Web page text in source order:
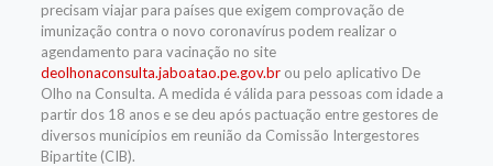
precisam viajar para países que exigem comprovação de
imunização contra o novo coronavírus podem realizar o
agendamento para vacinação no site
deolhonaconsulta.jaboatao.pe.gov.brou pelo aplicativo De
Olho na Consulta. A medida é válida para pessoas com idade a
partir dos 18 anos e se deu após pactuação entre gestores de
diversos municípios em reunião da Comissão Intergestores
Bipartite (CIB).